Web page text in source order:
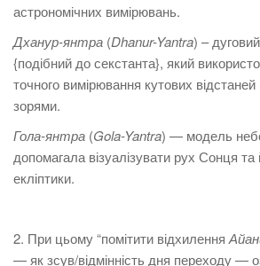
астрономічних вимірювань.
Дханур-янтра (Dhanur-Yantra) –
{подібний до секстанта}, який
точного вимірювання кутових
зорями.
Гола-янтра (Gola-Yantra) — модель
допомагала візуалізувати рух Сонця та
екліптики.
2. При цьому “помітити відхилення
— як зсув/відмінність дня переходу —